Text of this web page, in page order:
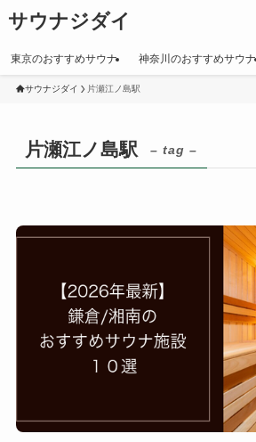
サウナジダイ
東京のおすすめサウナ 神奈川のおすすめサウナ
サウナジダイ 片瀬江ノ島駅
片瀬江ノ島駅 – tag –